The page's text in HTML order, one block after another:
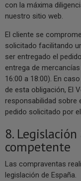
con la máxima
nuestro sitio web.
El cliente se
solicitado facilitando
ser entregado el
entrega de
16:00 a 18:00). En
de esta obligación, El
responsabilidad sobre
pedido solicitado por
8.
competente
Las compraventas
legislación de España.